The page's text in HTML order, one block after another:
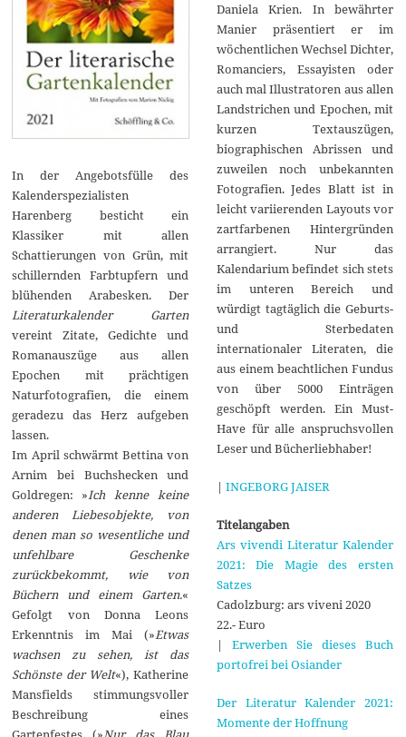
In der Angebotsfülle des
Kalenderspezialisten
Harenberg besticht ein
Klassiker mit allen
Schattierungen von Grün, mit
schillernden Farbtupfern und
blühenden Arabesken. Der
Literaturkalender Garten
vereint Zitate, Gedichte und
Romanauszüge aus allen
Epochen mit prächtigen
Naturfotografien, die einem
geradezu das Herz aufgeben
lassen.
Im April schwärmt Bettina von
Arnim bei Buchshecken und
Goldregen: »Ich kenne keine
anderen Liebesobjekte, von
denen man so wesentliche und
unfehlbare Geschenke
zurückbekommt, wie von
Büchern und einem Garten.«
Gefolgt von Donna Leons
Erkenntnis im Mai (»Etwas
wachsen zu sehen, ist das
Schönste der Welt«), Katherine
Mansfields stimmungsvoller
Beschreibung eines
Daniela Krien. In bewährter
Manier präsentiert er im
wöchentlichen Wechsel Dichter,
Romanciers, Essayisten oder
auch mal Illustratoren aus allen
Landstrichen und Epochen, mit
kurzen Textauszügen,
biographischen Abrissen und
zuweilen noch unbekannten
Fotografien. Jedes Blatt ist in
leicht variierenden Layouts vor
zartfarbenen Hintergründen
arrangiert. Nur das
Kalendarium befindet sich stets
im unteren Bereich und
würdigt tagtäglich die Geburts-
und Sterbedaten
internationaler Literaten, die
aus einem beachtlichen Fundus
von über 5000 Einträgen
geschöpft werden. Ein Must-
Have für alle anspruchsvollen
Leser und Bücherliebhaber!
| INGEBORG JAISER
Titelangaben
Ars vivendi Literatur Kalender
2021: Die Magie des ersten
Satzes
Cadolzburg: ars viveni 2020
22.- Euro
| Erwerben Sie dieses Buch
portofrei bei Osiander
Der Literatur Kalender 2021:
Momente der Hoffnung